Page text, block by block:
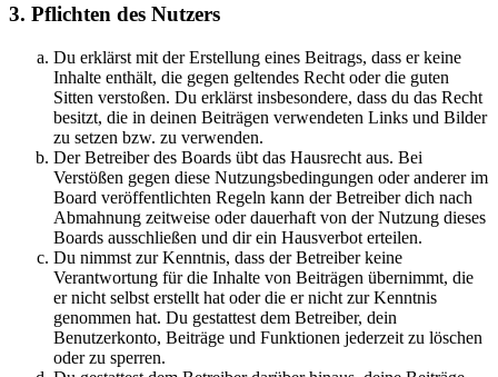
3. Pflichten des Nutzers
Du erklärst mit der Erstellung eines Beitrags, dass er keine
Inhalte enthält, die gegen geltendes Recht oder die guten
Sitten verstoßen. Du erklärst insbesondere, dass du das Recht
besitzt, die in deinen Beiträgen verwendeten Links und Bilder
zu setzen bzw. zu verwenden.
Der Betreiber des Boards übt das Hausrecht aus. Bei
Verstößen gegen diese Nutzungsbedingungen oder anderer im
Board veröffentlichten Regeln kann der Betreiber dich nach
Abmahnung zeitweise oder dauerhaft von der Nutzung dieses
Boards ausschließen und dir ein Hausverbot erteilen.
Du nimmst zur Kenntnis, dass der Betreiber keine
Verantwortung für die Inhalte von Beiträgen übernimmt, die
er nicht selbst erstellt hat oder die er nicht zur Kenntnis
genommen hat. Du gestattest dem Betreiber, dein
Benutzerkonto, Beiträge und Funktionen jederzeit zu löschen
oder zu sperren.